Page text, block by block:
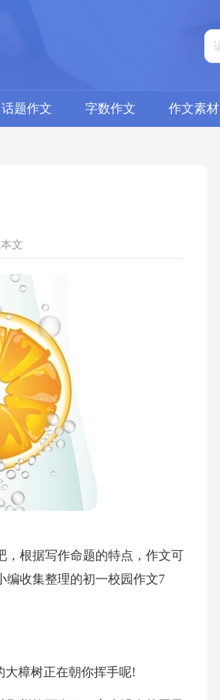
话题作文 字数作文 作文素材
文
，根据写作命题的特点，作文可
编收集整理的初一校园作文7
大樟树正在朝你挥手呢!